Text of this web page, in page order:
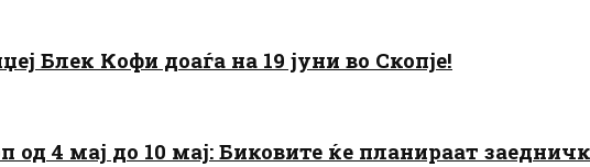
Блек Кофи доаѓа на 19 јуни во Скопје!
од 4 мај до 10 мај: Биковите ќе планираат